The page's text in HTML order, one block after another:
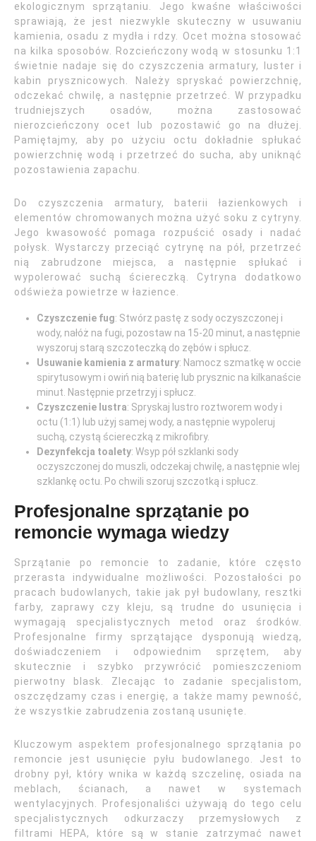
ekologicznym sprzątaniu. Jego kwaśne właściwości
sprawiają, że jest niezwykle skuteczny w usuwaniu
kamienia, osadu z mydła i rdzy. Ocet można stosować
na kilka sposobów. Rozcieńczony wodą w stosunku 1:1
świetnie nadaje się do czyszczenia armatury, luster i
kabin prysznicowych. Należy spryskać powierzchnię,
odczekać chwilę, a następnie przetrzeć. W przypadku
trudniejszych osadów, można zastosować
nierozcieńczony ocet lub pozostawić go na dłużej.
Pamiętajmy, aby po użyciu octu dokładnie spłukać
powierzchnię wodą i przetrzeć do sucha, aby uniknąć
pozostawienia zapachu.
Do czyszczenia armatury, baterii łazienkowych i
elementów chromowanych można użyć soku z cytryny.
Jego kwasowość pomaga rozpuścić osady i nadać
połysk. Wystarczy przeciąć cytrynę na pół, przetrzeć
nią zabrudzone miejsca, a następnie spłukać i
wypolerować suchą ściereczką. Cytryna dodatkowo
odświeża powietrze w łazience.
Czyszczenie fug: Stwórz pastę z sody oczyszczonej i
wody, nałóż na fugi, pozostaw na 15-20 minut, a następnie
wyszoruj starą szczoteczką do zębów i spłucz.
Usuwanie kamienia z armatury: Namocz szmatkę w occie
spirytusowym i owiń nią baterię lub prysznic na kilkanaście
minut. Następnie przetrzyj i spłucz.
Czyszczenie lustra: Spryskaj lustro roztworem wody i
octu (1:1) lub użyj samej wody, a następnie wypoleruj
suchą, czystą ściereczką z mikrofibry.
Dezynfekcja toalety: Wsyp pół szklanki sody
oczyszczonej do muszli, odczekaj chwilę, a następnie wlej
szklankę octu. Po chwili szoruj szczotką i spłucz.
Profesjonalne sprzątanie po
remoncie wymaga wiedzy
Sprzątanie po remoncie to zadanie, które często
przerasta indywidualne możliwości. Pozostałości po
pracach budowlanych, takie jak pył budowlany, resztki
farby, zaprawy czy kleju, są trudne do usunięcia i
wymagają specjalistycznych metod oraz środków.
Profesjonalne firmy sprzątające dysponują wiedzą,
doświadczeniem i odpowiednim sprzętem, aby
skutecznie i szybko przywrócić pomieszczeniom
pierwotny blask. Zlecając to zadanie specjalistom,
oszczędzamy czas i energię, a także mamy pewność,
że wszystkie zabrudzenia zostaną usunięte.
Kluczowym aspektem profesjonalnego sprzątania po
remoncie jest usunięcie pyłu budowlanego. Jest to
drobny pył, który wnika w każdą szczelinę, osiada na
meblach, ścianach, a nawet w systemach
wentylacyjnych. Profesjonaliści używają do tego celu
specjalistycznych odkurzaczy przemysłowych z
filtrami HEPA, które są w stanie zatrzymać nawet